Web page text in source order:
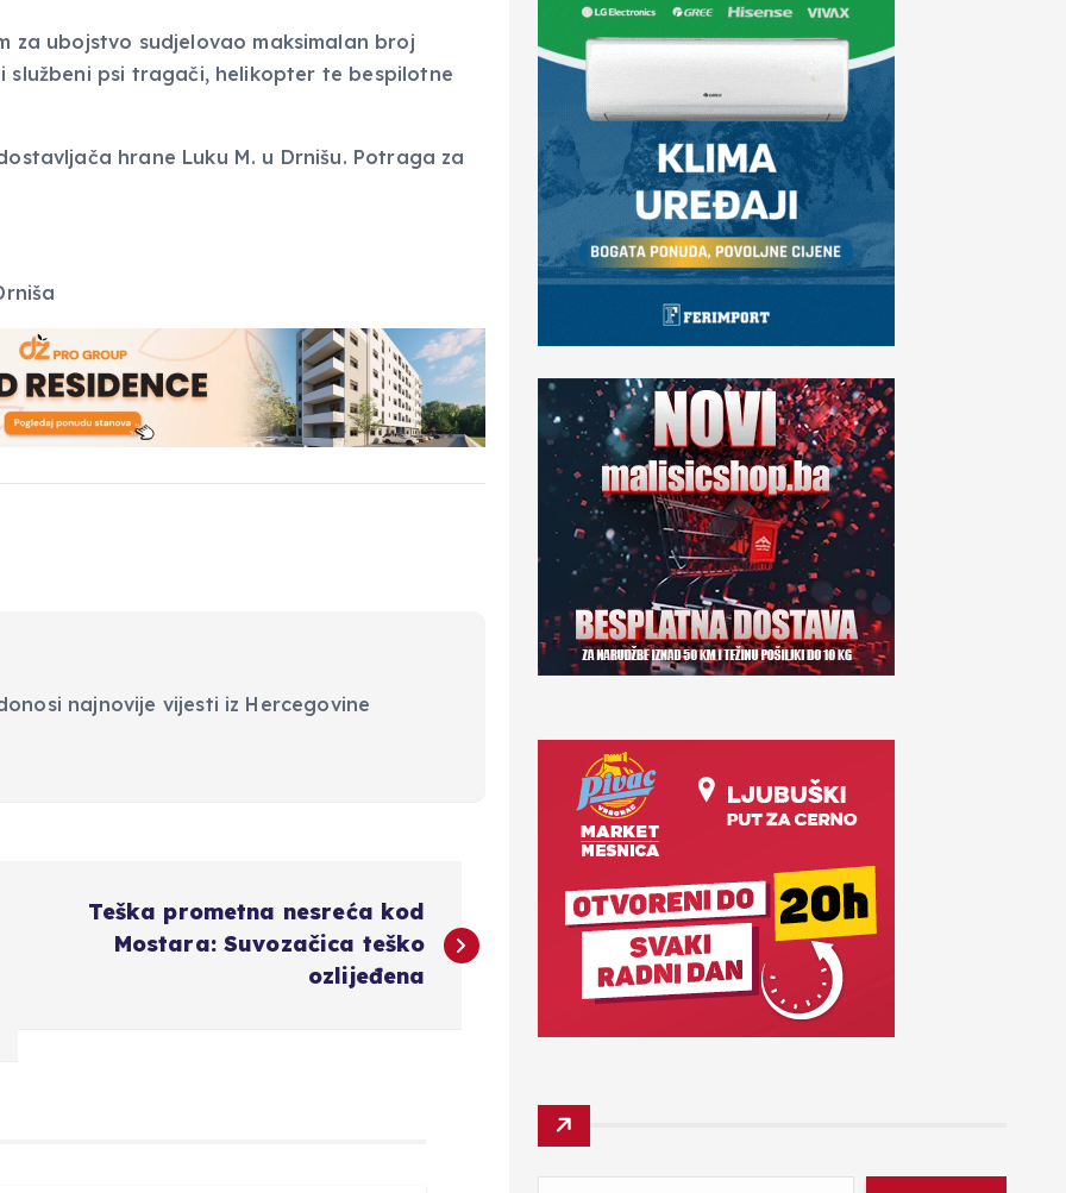
za ubojstvo sudjelovao maksimalan broj
službeni psi tragači, helikopter te bespilotne
hrane Luku M. u Drnišu. Potraga za
najnovije vijesti iz Hercegovine
Teška prometna nesreća kod
Mostara: Suvozačica teško
ozlijeđena